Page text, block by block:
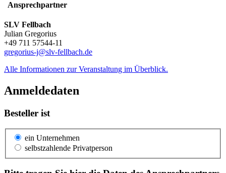
Ansprechpartner
SLV Fellbach
Julian Gregorius
+49 711 57544-11
gregorius-j@slv-fellbach.de
Alle Informationen zur Veranstaltung im Überblick.
Anmeldedaten
Besteller ist
ein Unternehmen
selbstzahlende Privatperson